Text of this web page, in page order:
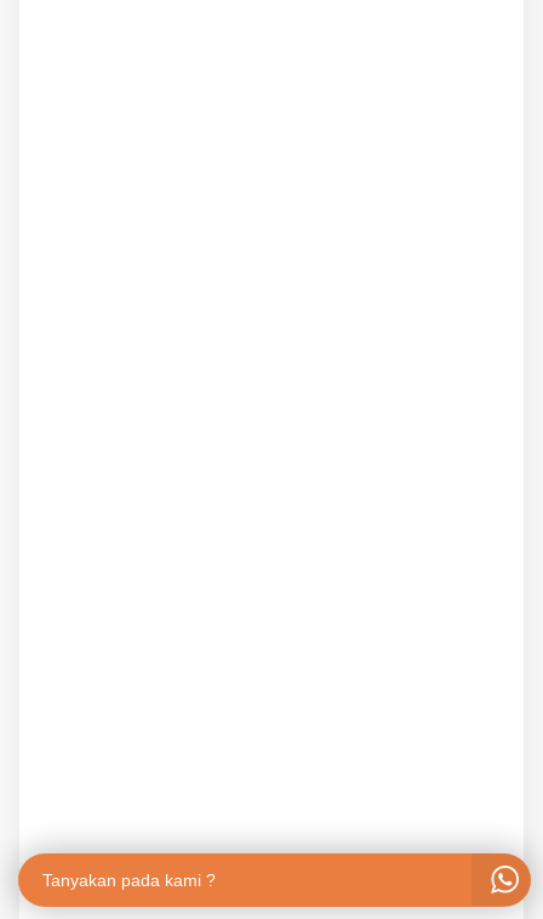
Tanyakan pada kami ?